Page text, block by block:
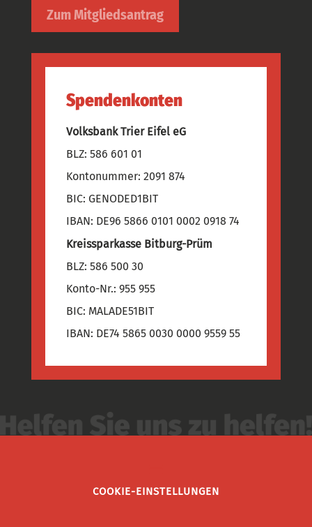
Zum Mitgliedsantrag
Spendenkonten
Volksbank Trier Eifel eG
BLZ: 586 601 01
Kontonummer: 2091 874
BIC: GENODED1BIT
IBAN: DE96 5866 0101 0002 0918 74
Kreissparkasse Bitburg-Prüm
BLZ: 586 500 30
Konto-Nr.: 955 955
BIC: MALADE51BIT
IBAN: DE74 5865 0030 0000 9559 55
COOKIE-EINSTELLUNGEN